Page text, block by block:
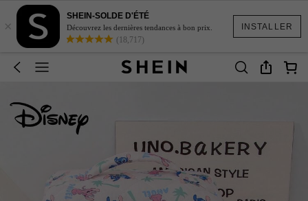
INSTALLER
×
SHEIN-SOLDE D'ÉTÉ
Découvrez les dernières tendances à bon prix.
(18,717)